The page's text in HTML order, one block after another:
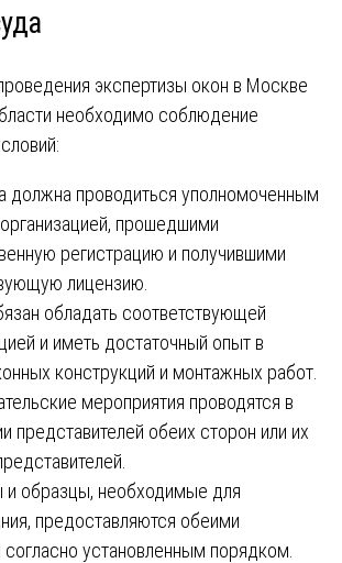
экспертизы окон в Москве
необходимо соблюдение
должна проводиться уполномоченным
прошедшими
регистрацию и получившими
лицензию.
обладать соответствующей
и иметь достаточный опыт в
конструкций и монтажных работ.
мероприятия проводятся в
представителей обеих сторон или их
и образцы, необходимые для
предоставляются обеими
установленным порядком.